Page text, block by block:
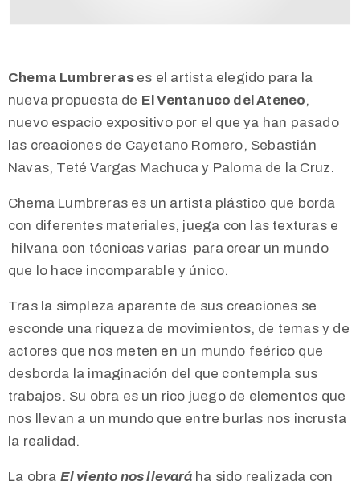
Chema Lumbreras es el artista elegido para la
nueva propuesta de El Ventanuco del Ateneo,
nuevo espacio expositivo por el que ya han pasado
las creaciones de Cayetano Romero, Sebastián
Navas, Teté Vargas Machuca y Paloma de la Cruz.
Chema Lumbreras es un artista plástico que borda
con diferentes materiales, juega con las texturas e
hilvana con técnicas varias para crear un mundo
que lo hace incomparable y único.
Tras la simpleza aparente de sus creaciones se
esconde una riqueza de movimientos, de temas y de
actores que nos meten en un mundo feérico que
desborda la imaginación del que contempla sus
trabajos. Su obra es un rico juego de elementos que
nos llevan a un mundo que entre burlas nos incrusta
la realidad.
La obra El viento nos llevaráha sido realizada con